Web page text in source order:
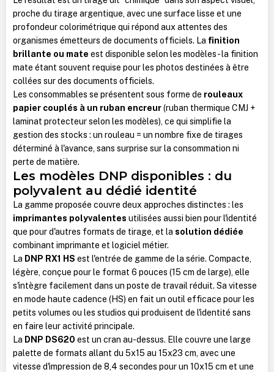
proche du tirage argentique, avec une surface lisse et une
profondeur colorimétrique qui répond aux attentes des
organismes émetteurs de documents officiels. La finition
brillante ou mate est disponible selon les modèles - la finition
mate étant souvent requise pour les photos destinées à être
collées sur des documents officiels.
Les consommables se présentent sous forme de rouleaux
papier couplés à un ruban encreur(ruban thermique CMJ +
laminat protecteur selon les modèles), ce qui simplifie la
gestion des stocks : un rouleau = un nombre fixe de tirages
déterminé à l'avance, sans surprise sur la consommation ni
perte de matière.
Les modèles DNP disponibles : du
polyvalent au dédié identité
La gamme proposée couvre deux approches distinctes : les
imprimantes polyvalentes utilisées aussi bien pour l'identité
que pour d'autres formats de tirage, et la solution dédiée
combinant imprimante et logiciel métier.
La DNP RX1 HS est l'entrée de gamme de la série. Compacte,
légère, conçue pour le format 6 pouces (15 cm de large), elle
s'intègre facilement dans un poste de travail réduit. Sa vitesse
en mode haute cadence (HS) en fait un outil efficace pour les
petits volumes ou les studios qui produisent de l'identité sans
en faire leur activité principale.
La DNP DS620 est un cran au-dessus. Elle couvre une large
palette de formats allant du 5x15 au 15x23 cm, avec une
vitesse d'impression de 8,4 secondes pour un 10x15 cm et une